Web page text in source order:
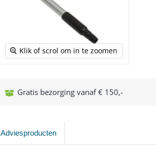
Klik of scrol om in te zoomen
Gratis bezorging vanaf € 150,-
Adviesproducten